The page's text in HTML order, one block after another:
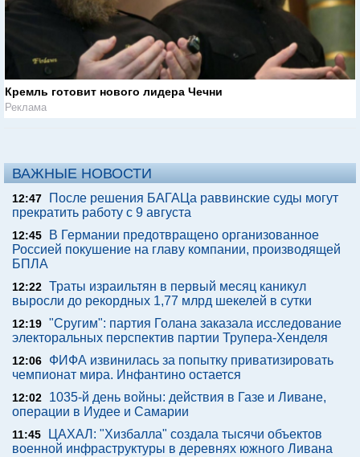
Кремль готовит нового лидера Чечни
Реклама
ВАЖНЫЕ НОВОСТИ
12:47
После решения БАГАЦа раввинские суды могут
прекратить работу с 9 августа
12:45
В Германии предотвращено организованное
Россией покушение на главу компании, производящей
БПЛА
12:22 Траты израильтян в первый месяц каникул
выросли до рекордных 1,77 млрд шекелей в сутки
12:19 "Сругим": партия Голана заказала исследование
электоральных перспектив партии Трупера-Хенделя
12:06
ФИФА извинилась за попытку приватизировать
чемпионат мира. Инфантино остается
12:02
1035-й день войны: действия в Газе и Ливане,
операции в Иудее и Самарии
11:45
ЦАХАЛ: "Хизбалла" создала тысячи объектов
военной инфраструктуры в деревнях южного Ливана